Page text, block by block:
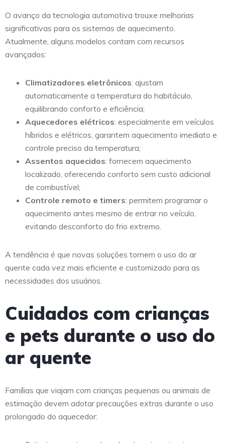
O avanço da tecnologia automotiva trouxe melhorias
significativas para os sistemas de aquecimento.
Atualmente, alguns modelos contam com recursos
avançados:
Climatizadores eletrônicos: ajustam
automaticamente a temperatura do habitáculo,
equilibrando conforto e eficiência;
Aquecedores elétricos: especialmente em veículos
híbridos e elétricos, garantem aquecimento imediato e
controle preciso da temperatura;
Assentos aquecidos: fornecem aquecimento
localizado, oferecendo conforto sem custo adicional
de combustível;
Controle remoto e timers: permitem programar o
aquecimento antes mesmo de entrar no veículo,
evitando desconforto do frio extremo.
A tendência é que novas soluções tornem o uso do ar
quente cada vez mais eficiente e customizado para as
necessidades dos usuários.
Cuidados com crianças
e pets durante o uso do
ar quente
Famílias que viajam com crianças pequenas ou animais de
estimação devem adotar precauções extras durante o uso
prolongado do aquecedor: